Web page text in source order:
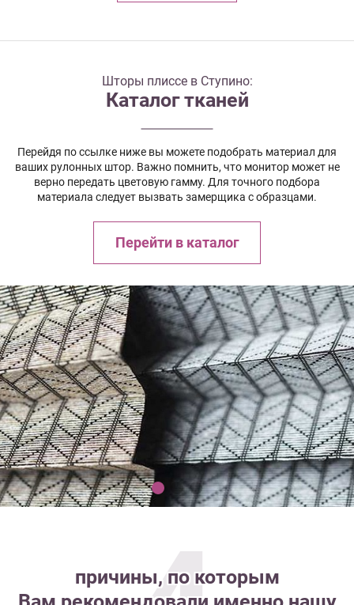
Шторы плиссе в Ступино:
Каталог тканей
Перейдя по ссылке ниже вы можете подобрать материал для
ваших рулонных штор. Важно помнить, что монитор может не
верно передать цветовую гамму. Для точного подбора
материала следует вызвать замерщика с образцами.
Перейти в каталог
причины, по которым